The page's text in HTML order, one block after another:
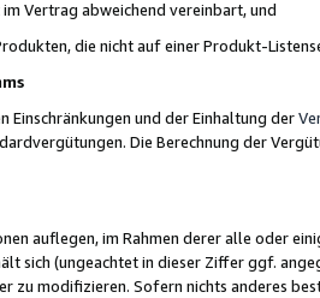
Vertrag abweichend vereinbart, und
die nicht auf einer Produkt-
und der Einhaltung der
Die Berechnung der
auflegen, im Rahmen derer alle oder
sich (ungeachtet in dieser Ziffer ggf.
zu modifizieren. Sofern nichts anderes